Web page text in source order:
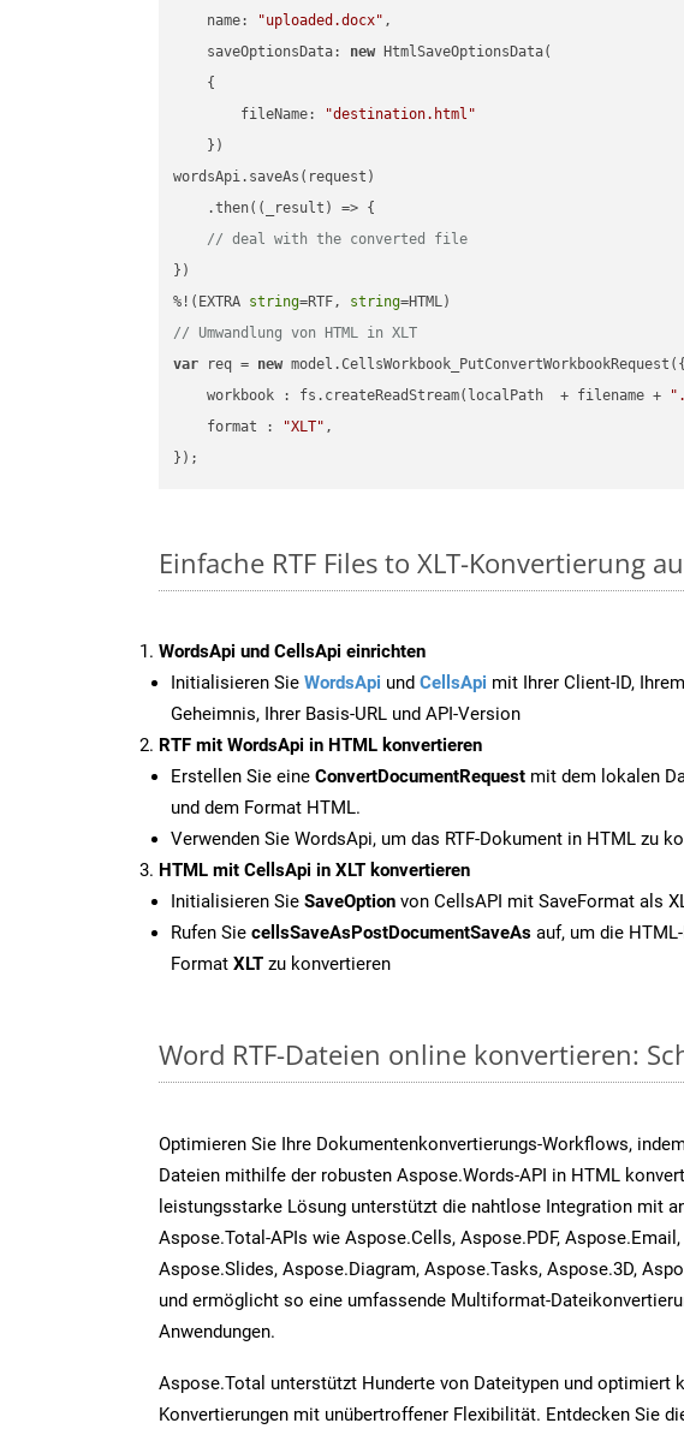
name: "uploaded.docx" ,
saveOptionsData: new HtmlSaveOptionsData(
    {
fileName:
"destination.html"
    })
wordsApi.saveAs(request)
    .then(
( _result ) => {
// deal with the converted file
})
%!(EXTRA string=RTF, string
// Umwandlung von HTML in XLT
var req = new model.CellsWorkbook_PutConvertWorkbookRequest({
workbook : fs.createReadStream(localPath  + filename +
format : "XLT" ,
Einfache RTF Files to XLT-Konvertierung
WordsApi und CellsApi einrichten
Initialisieren Sie WordsApi und CellsApi mit Ihrer Client-ID,
Geheimnis, Ihrer Basis-URL und API-Version
RTF mit WordsApi in HTML konvertieren
Erstellen Sie eine ConvertDocumentRequest mit dem lokalen
und dem Format HTML.
Verwenden Sie WordsApi, um das RTF-Dokument in HTML zu
HTML mit CellsApi in XLT konvertieren
Initialisieren Sie SaveOption von CellsAPI mit SaveFormat als
Rufen Sie cellsSaveAsPostDocumentSaveAs auf, um die
Format XLT zu konvertieren
Word RTF-Dateien online konvertieren:
Optimieren Sie Ihre Dokumentenkonvertierungs-Workflows,
Dateien mithilfe der robusten Aspose.Words-API in HTML
leistungsstarke Lösung unterstützt die nahtlose Integration mit
Aspose.Total-APIs wie Aspose.Cells, Aspose.PDF, Aspose.Email,
Aspose.Slides, Aspose.Diagram, Aspose.Tasks, Aspose.3D,
und ermöglicht so eine umfassende Multiformat-
Anwendungen.
Aspose.Total unterstützt Hunderte von Dateitypen und optimiert
Konvertierungen mit unübertroffener Flexibilität. Entdecken Sie